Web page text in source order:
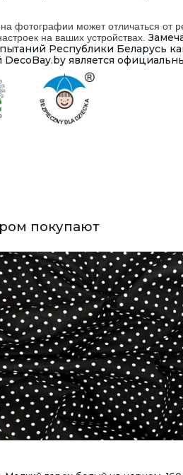
фотографии может отличаться от
на ваших устройствах.
Республики Беларусь
DecoBay.by является
покупают